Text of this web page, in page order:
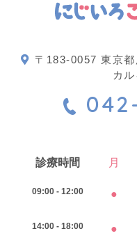
〒183-0057 東京
カ
診療時間 月
09:00 - 12:00 ●
14:00 - 18:00 ●